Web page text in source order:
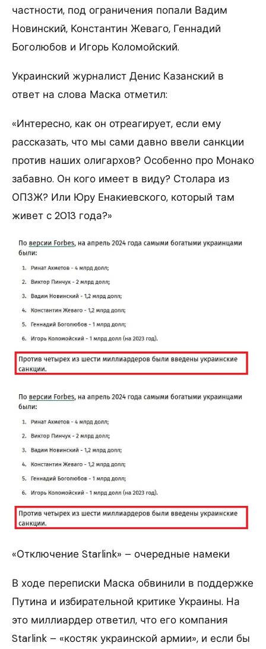
частности, под ограничения попали Вадим
Новинский, Константин Жеваго, Геннадий
Боголюбов и Игорь Коломойский.
Украинский журналист Денис Казанский в
ответ на слова Маска отметил:
«Интересно, как он отреагирует, если ему
рассказать, что мы сами давно ввели санкции
против наших олигархов? Особенно про Монако
забавно. Он кого имеет в виду? Столара из
ОПЗЖ? Или Юру Енакиевского, который там
живет с 2013 года?»
«Отключение Starlink» – очередные намеки
В ходе переписки Маска обвинили в поддержке
Путина и избирательной критике Украины. На
это миллиардер ответил, что его компания
Starlink – «костяк украинской армии», и если бы